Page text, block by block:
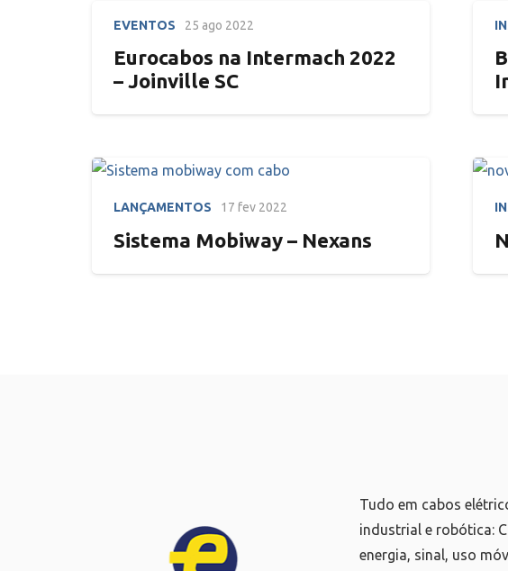
EVENTOS 25 ago 2022
Eurocabos na Intermach 2022
– Joinville SC
LANÇAMENTOS 17 fev 2022
Sistema Mobiway – Nexans
Tudo em cabos
industrial e robótica:
energia, sinal, uso